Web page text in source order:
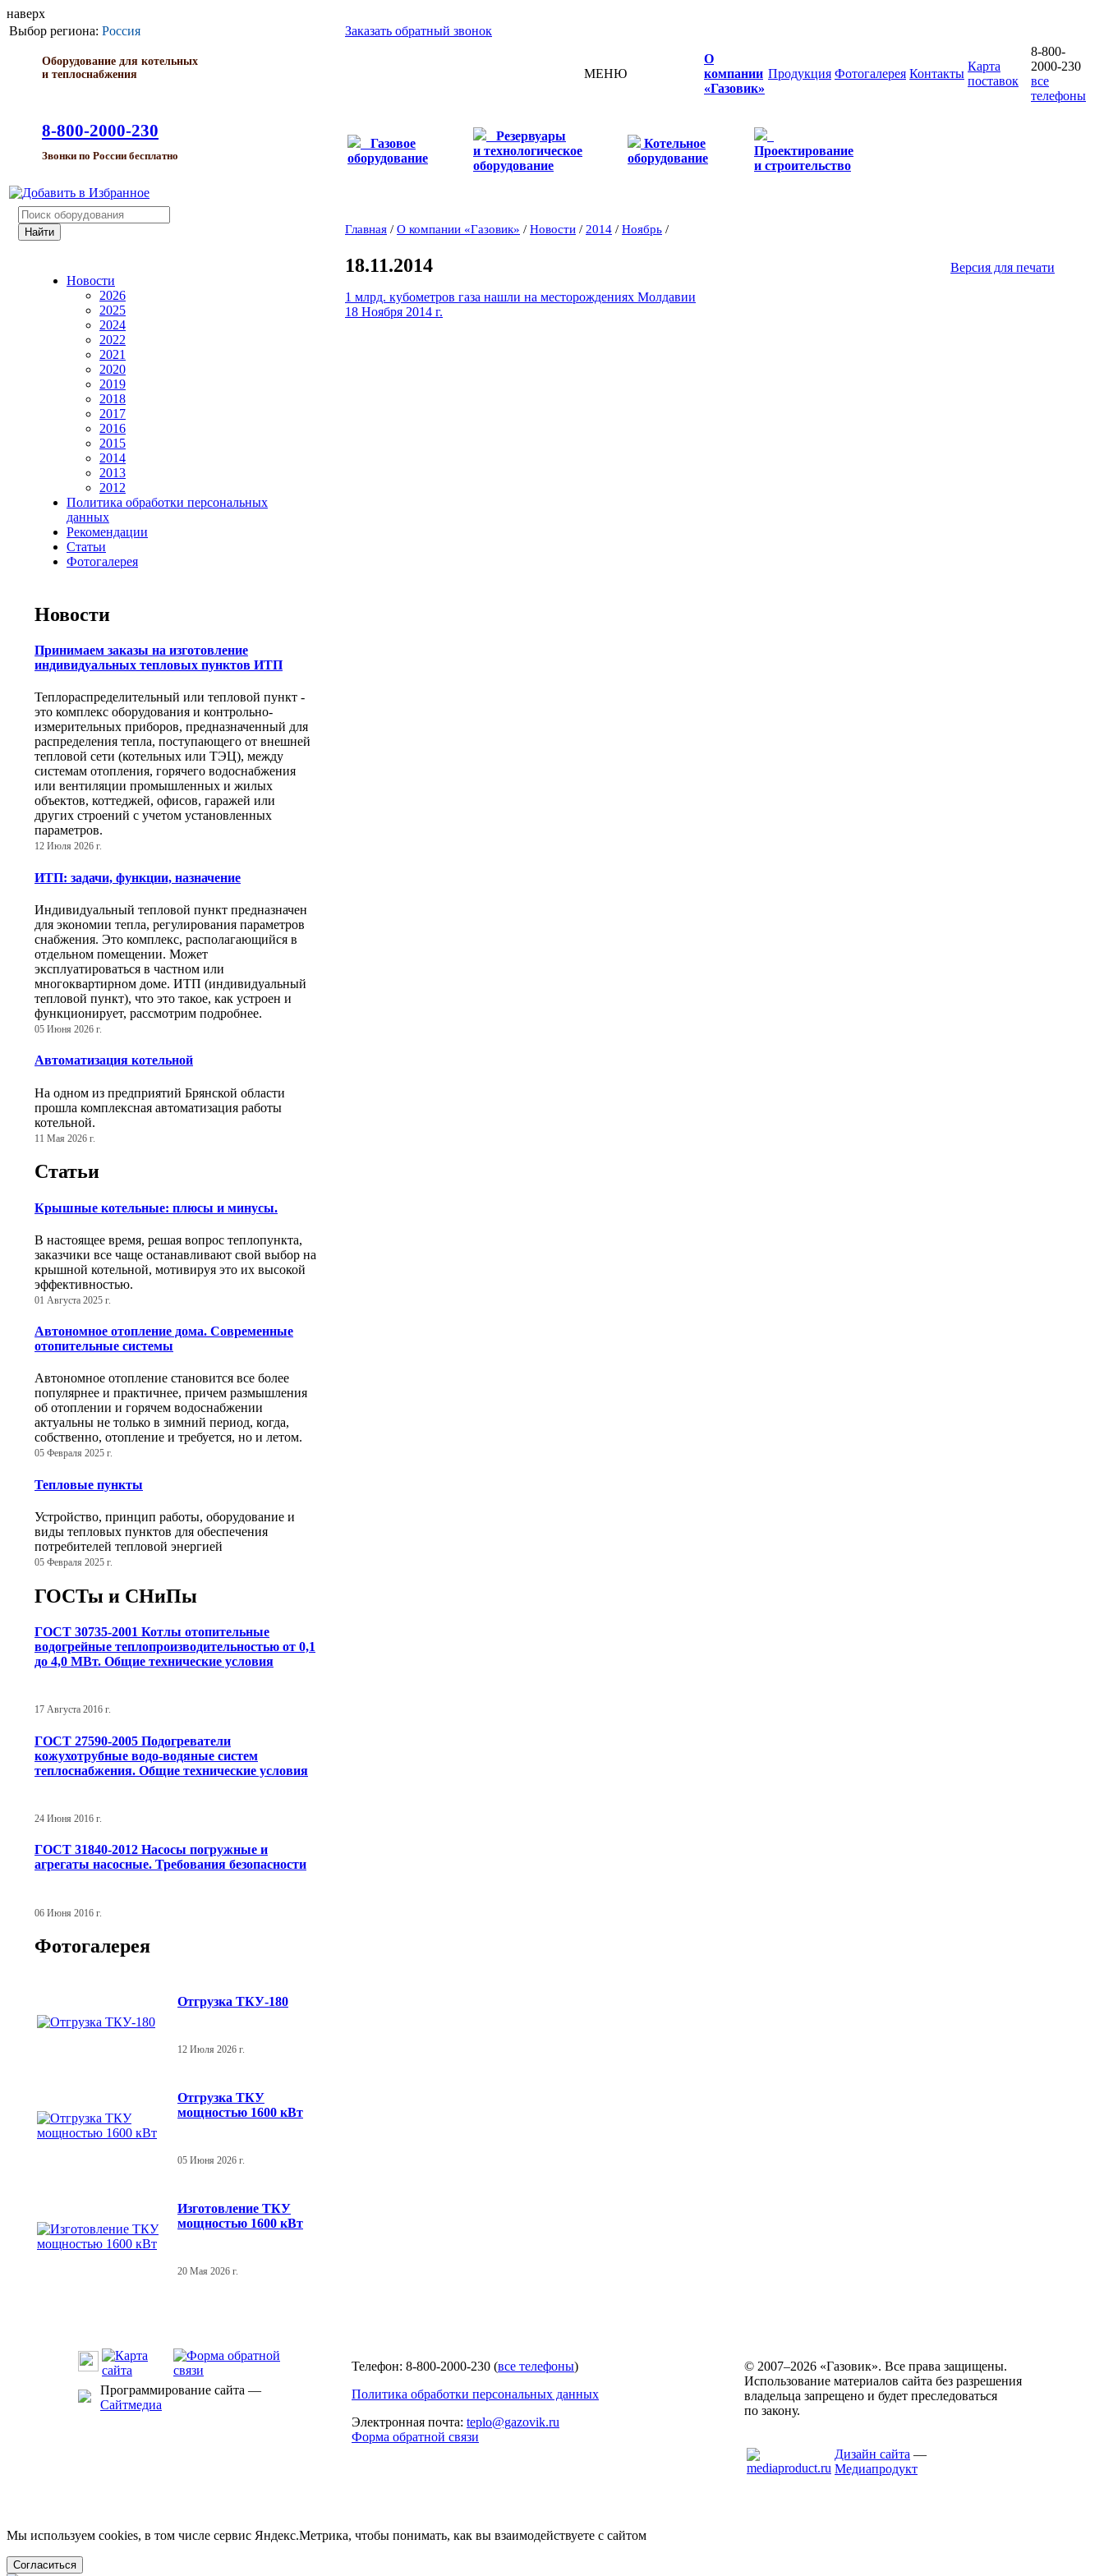
наверх
Выбор региона: Россия
Оборудование для котельных
и теплоснабжения
8-800-2000-230
Звонки по России бесплатно
Заказать обратный звонок
МЕНЮ
О
компании
«Газовик»
Продукция Фотогалерея Контакты
Карта
поставок
8-800-
2000-230
все
телефоны
Газовое
оборудование
Резервуары
и технологическое
оборудование
Котельное
оборудование
Проектирование
и строительство
Новости
2026
2025
2024
2022
2021
2020
2019
2018
2017
2016
2015
2014
2013
2012
Политика обработки персональных
данных
Рекомендации
Статьи
Фотогалерея
Новости
Принимаем заказы на изготовление
индивидуальных тепловых пунктов ИТП
Теплораспределительный или тепловой пункт -
это комплекс оборудования и контрольно-
измерительных приборов, предназначенный для
распределения тепла, поступающего от внешней
тепловой сети (котельных или ТЭЦ), между
системам отопления, горячего водоснабжения
или вентиляции промышленных и жилых
объектов, коттеджей, офисов, гаражей или
других строений с учетом установленных
параметров.
12 Июля 2026 г.
ИТП: задачи, функции, назначение
Индивидуальный тепловой пункт предназначен
для экономии тепла, регулирования параметров
снабжения. Это комплекс, располагающийся в
отдельном помещении. Может
эксплуатироваться в частном или
многоквартирном доме. ИТП (индивидуальный
тепловой пункт), что это такое, как устроен и
функционирует, рассмотрим подробнее.
05 Июня 2026 г.
Автоматизация котельной
На одном из предприятий Брянской области
прошла комплексная автоматизация работы
котельной.
11 Мая 2026 г.
Статьи
Крышные котельные: плюсы и минусы.
В настоящее время, решая вопрос теплопункта,
заказчики все чаще останавливают свой выбор на
крышной котельной, мотивируя это их высокой
эффективностью.
01 Августа 2025 г.
Автономное отопление дома. Современные
отопительные системы
Автономное отопление становится все более
популярнее и практичнее, причем размышления
об отоплении и горячем водоснабжении
актуальны не только в зимний период, когда,
собственно, отопление и требуется, но и летом.
05 Февраля 2025 г.
Тепловые пункты
Устройство, принцип работы, оборудование и
виды тепловых пунктов для обеспечения
потребителей тепловой энергией
05 Февраля 2025 г.
ГОСТы и СНиПы
ГОСТ 30735-2001 Котлы отопительные
водогрейные теплопроизводительностью от 0,1
до 4,0 МВт. Общие технические условия
17 Августа 2016 г.
ГОСТ 27590-2005 Подогреватели
кожухотрубные водо-водяные систем
теплоснабжения. Общие технические условия
24 Июня 2016 г.
ГОСТ 31840-2012 Насосы погружные и
агрегаты насосные. Требования безопасности
06 Июня 2016 г.
Фотогалерея
Отгрузка ТКУ-180
12 Июля 2026 г.
Отгрузка ТКУ
мощностью 1600 кВт
05 Июня 2026 г.
Изготовление ТКУ
мощностью 1600 кВт
20 Мая 2026 г.
Главная / О компании «Газовик» / Новости / 2014 / Ноябрь /
Версия для печати
18.11.2014
1 млрд. кубометров газа нашли на месторождениях Молдавии
18 Ноября 2014 г.
Программирование сайта —
Сайтмедиа
Телефон: 8-800-2000-230 (все телефоны)
Политика обработки персональных данных
Электронная почта: teplo@gazovik.ru
Форма обратной связи
© 2007–2026 «Газовик». Все права защищены.
Использование материалов сайта без разрешения
владельца запрещено и будет преследоваться
по закону.
Дизайн сайта —
Медиапродукт
Мы используем cookies, в том числе сервис Яндекс.Метрика, чтобы понимать, как вы взаимодействуете с сайтом
Согласиться